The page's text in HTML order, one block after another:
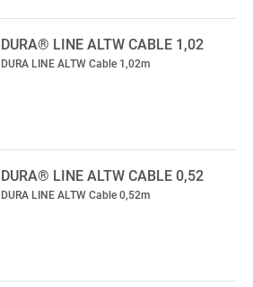
DURA® LINE ALTW CABLE 1,02
DURA LINE ALTW Cable 1,02m
DURA® LINE ALTW CABLE 0,52
DURA LINE ALTW Cable 0,52m